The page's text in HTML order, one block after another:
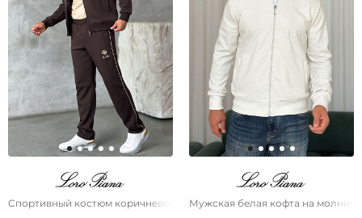
Спортивный костюм коричневого цвета Loro PianaМужская белая кофта на молнии